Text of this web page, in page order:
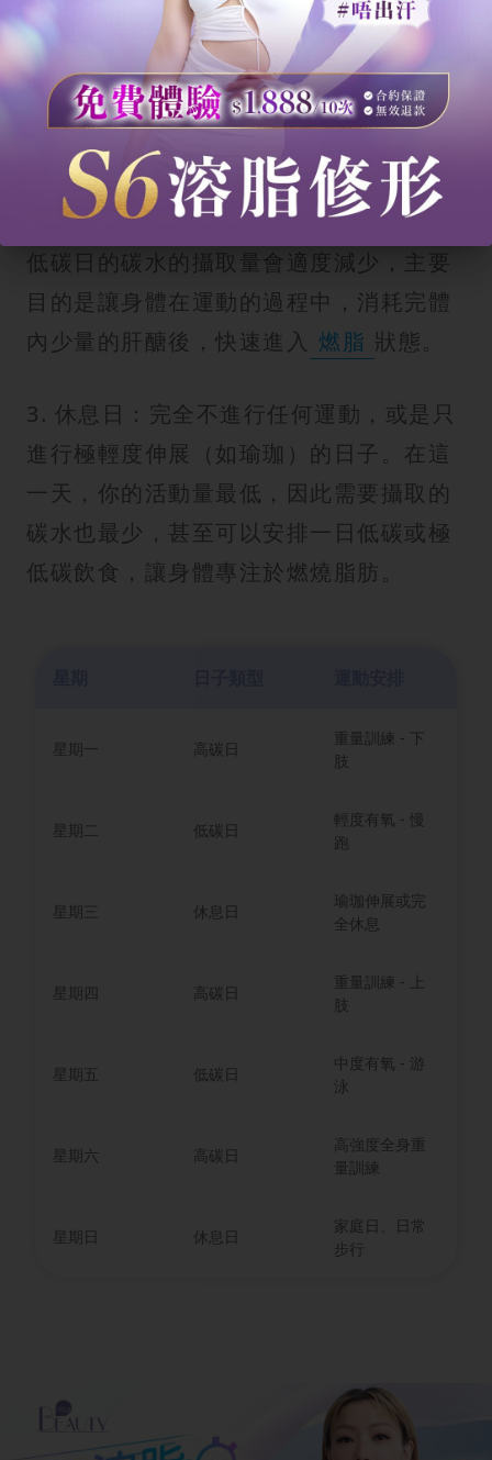
大量的碳水化合物食物能為肌肉提供充足
的能量來源，幫助你在重訓時推得更重，
並在運動後迅速 修復 肌肉。
2. 低碳日：適合輕度 有氧運動 （如 慢
、游泳）或是日常活動量較大的日子。
低碳日的碳水的攝取量會適度減少，主要
目的是讓身體在運動的過程中，消耗完體
內少量的肝醣後，快速進入 燃脂 狀態。
3. 休息日：完全不進行任何運動，或是只
進行極輕度伸展（如瑜珈）的日子。在這
一天，你的活動量最低，因此需要攝取的
碳水也最少，甚至可以安排一日低碳或極
低碳飲食，讓身體專注於燃燒脂肪。
星期一 高碳日
重量訓練 - 下
肢
星期二 低碳日
輕度有氧 - 慢
跑
星期三 休息日
瑜珈伸展或完
全休息
星期四 高碳日
重量訓練 - 上
肢
星期五 低碳日
中度有氧 - 游
泳
星期六 高碳日
高強度全身重
量訓練
星期日 休息日
家庭日、日常
步行